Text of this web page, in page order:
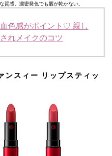
質感。濃密発色でも唇が乾かない。
色感がポイント♡ 親し
れメイクのコツ
スィー リップスティッ